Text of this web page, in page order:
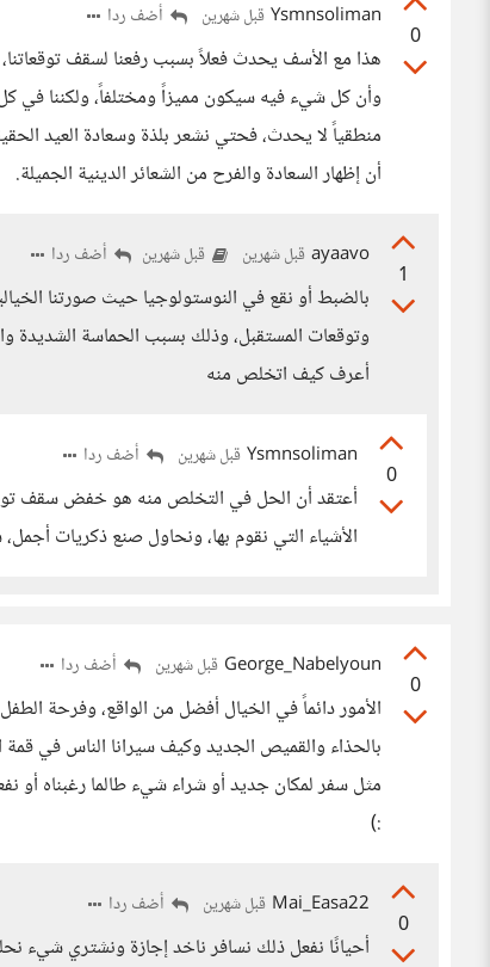
0
Ysmnsoliman قبل شهرين أضف ردا
هذا مع الأسف يحدث فعلاً بسبب رفعنا لسقف
وأن كل شيء فيه سيكون مميزاً ومختلفاً، ولكننا في
منطقياً لا يحدث، فحتي نشعر بلذة وسعادة العيد
أن إظهار السعادة والفرح من الشعائر الدينية الجميلة.
1
ayaavo قبل شهرين قبل شهرين أضف ردا
بالضبط أو نقع في النوستولوجيا حيث صورتنا
وتوقعات المستقبل، وذلك بسبب الحماسة الشديدة
أعرف كيف اتخلص منه
0
Ysmnsoliman قبل شهرين أضف ردا
أعتقد أن الحل في التخلص منه هو خفض سقف
الأشياء التي نقوم بها، ونحاول صنع ذكريات
0
George_Nabelyoun قبل شهرين أضف ردا
الأمور دائماً في الخيال أفضل من الواقع، وفرحة
بالحذاء والقميص الجديد وكيف سيرانا الناس في قمة
مثل سفر لمكان جديد أو شراء شيء طالما رغبناه أو
:)
0
Mai_Easa22 قبل شهرين أضف ردا
أحيانًا نفعل ذلك نسافر ناخد إجازة ونشتري شيء